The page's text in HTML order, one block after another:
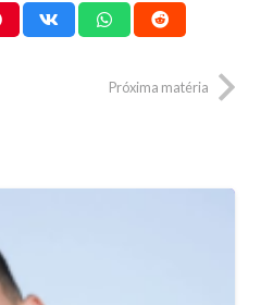
Próxima matéria